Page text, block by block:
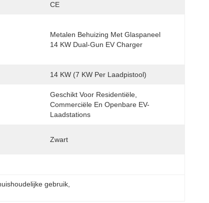
CE
Metalen Behuizing Met Glaspaneel
14 KW Dual-Gun EV Charger
14 KW (7 KW Per Laadpistool)
Geschikt Voor Residentiële,
Commerciële En Openbare EV-
Laadstations
Zwart
gebruik